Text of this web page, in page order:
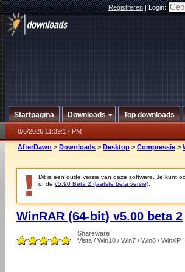
Registreren|Login:
Startpagina Downloads Top downloads
8/6/2026 11:39:17 PM
AfterDawn > Downloads > Desktop > Compressie >
Dit is een oude versie van deze software. Je kunt
of de v5.90 Beta 2 (laatste beta versie)
WinRAR (64-bit) v5.00 beta 2
Shareware
Vista / Win10 / Win7 / Win8 / WinXP